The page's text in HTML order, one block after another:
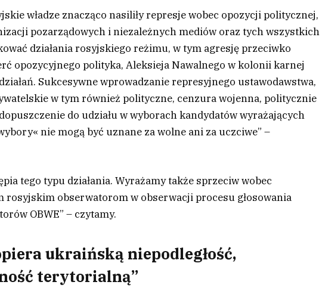
władze znacząco nasiliły represje wobec opozycji politycznej,
pozarządowych i niezależnych mediów oraz tych wszystkich
działania rosyjskiego reżimu, w tym agresję przeciwko
opozycyjnego polityka, Aleksieja Nawalnego w kolonii karnej
Sukcesywne wprowadzanie represyjnego ustawodawstwa,
w tym również polityczne, cenzura wojenna, politycznie
do udziału w wyborach kandydatów wyrażających
nie mogą być uznane za wolne ani za uczciwe” –
tego typu działania. Wyrażamy także sprzeciw wobec
rosyjskim obserwatorom w obserwacji procesu głosowania
OBWE” – czytamy.
ukraińską niepodległość,
terytorialną”